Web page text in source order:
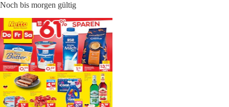
Noch bis morgen gültig